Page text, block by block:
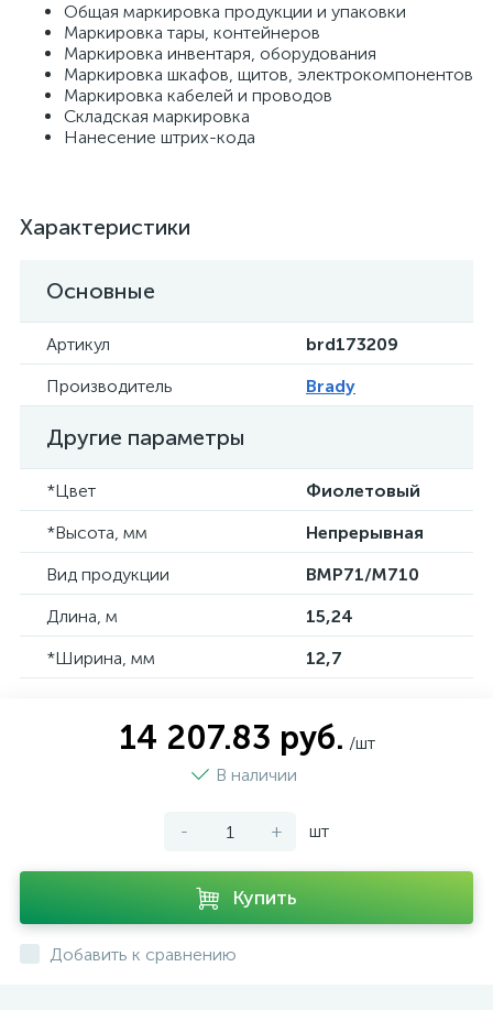
Общая маркировка продукции и упаковки
Маркировка тары, контейнеров
Маркировка инвентаря, оборудования
Маркировка шкафов, щитов, электрокомпонентов
Маркировка кабелей и проводов
Складская маркировка
Нанесение штрих-кода
Характеристики
Основные
Артикул
brd173209
Производитель
Brady
Другие параметры
*Цвет
Фиолетовый
*Высота, мм
Непрерывная
Вид продукции
BMP71/M710
Длина, м
15,24
*Ширина, мм
12,7
14 207.83 руб. /шт
В наличии
- + шт
Купить
Добавить к сравнению